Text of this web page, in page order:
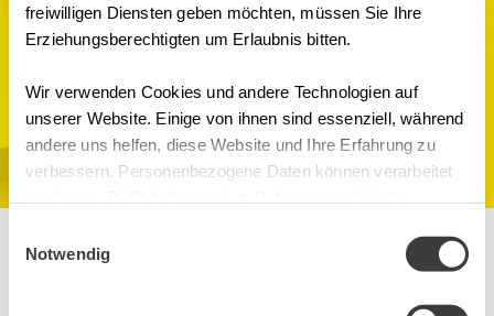
freiwilligen Diensten geben möchten, müssen Sie Ihre
Erziehungsberechtigten um Erlaubnis bitten.
Wir verwenden Cookies und andere Technologien auf
unserer Website. Einige von ihnen sind essenziell, während
andere uns helfen, diese Website und Ihre Erfahrung zu
verbessern. Personenbezogene Daten können verarbeitet
Inhaltsmessung. Weitere Informationen über die
unserer Datenschutzerklärung. Sie können Ihre Auswahl
Notwendig
GMP meets IT
Online-Seminarraum, Microsoft
Teams Digital
Inhalte